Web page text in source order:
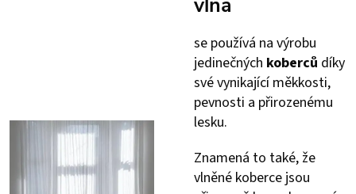
se používá na výrobu
jedinečných koberců díky
své vynikající měkkosti,
pevnosti a přirozenému
lesku.
Znamená to také, že
vlněné koberce jsou